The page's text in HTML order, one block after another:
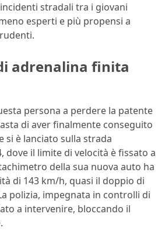
stradali tra i giovani
esperti e più propensi a
adrenalina finita
persona a perdere la patente
di aver finalmente conseguito
si è lanciato sulla strada
dove il limite di velocità è fissato a
della sua nuova auto ha
di 143 km/h, quasi il doppio di
polizia, impegnata in controlli di
a intervenire, bloccando il